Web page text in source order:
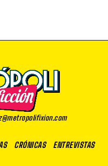
CRÓNICAS ENTREVISTAS